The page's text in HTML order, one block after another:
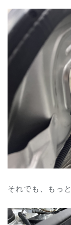
それでも、もっ